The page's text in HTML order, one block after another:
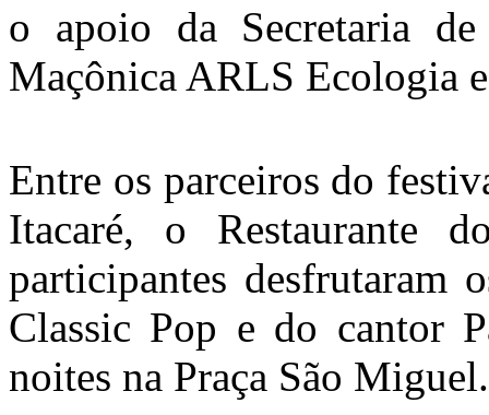
o apoio da Secretaria
Maçônica ARLS Ecologia
Entre os parceiros do
Itacaré, o Restaurante
participantes desfrutaram
Classic Pop e do cantor
noites na Praça São Miguel.